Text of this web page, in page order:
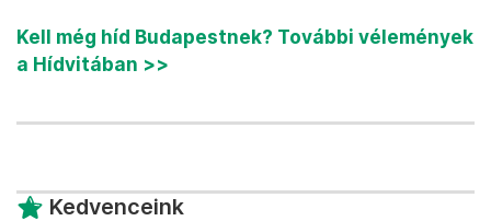
Kell még híd Budapestnek? További vélemények
a Hídvitában >>
Kedvenceink